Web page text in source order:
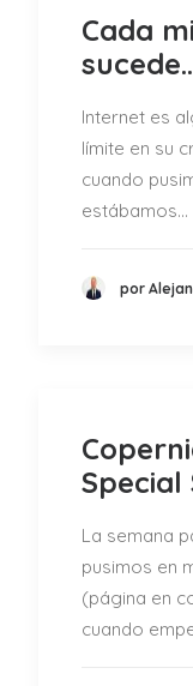
Cada
Internet es
límite en su
cuando
estábamos…
por
Special
La semana
pusimos en
(página en
cuando